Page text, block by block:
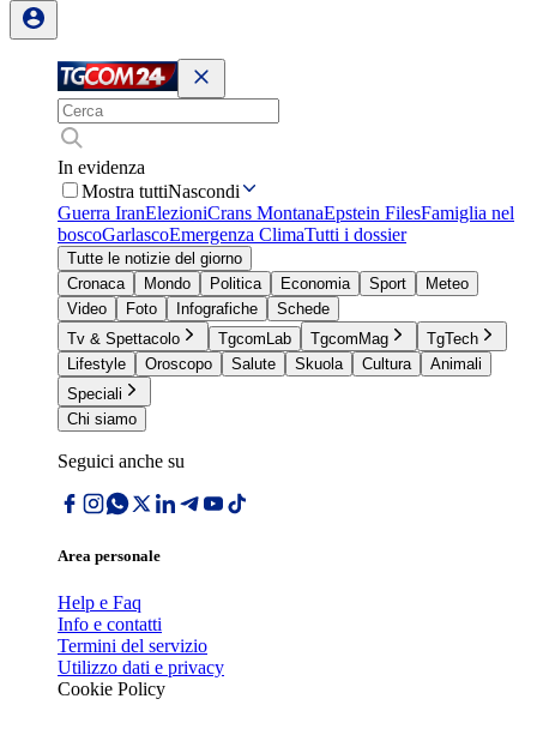
In evidenza
Mostra tuttiNascondi
Guerra IranElezioniCrans MontanaEpstein FilesFamiglia nel
boscoGarlascoEmergenza ClimaTutti i dossier
Tutte le notizie del giorno
Cronaca
Mondo Politica Economia Sport
Meteo
Video
Foto Infografiche
Schede
Tv & Spettacolo
TgcomLab TgcomMag
TgTech
Lifestyle
Oroscopo Salute Skuola Cultura
Animali
Speciali
Chi siamo
Seguici anche su
Area personale
Help e Faq
Info e contatti
Termini del servizio
Utilizzo dati e privacy
Cookie Policy